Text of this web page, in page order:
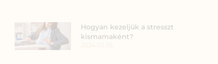
Hogyan kezeljük a stresszt
kismamaként?